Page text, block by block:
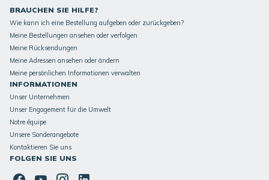
BRAUCHEN SIE HILFE?
Wie kann ich eine Bestellung aufgeben oder zurückgeben?
Meine Bestellungen ansehen oder verfolgen
Meine Rücksendungen
Meine Adressen ansehen oder ändern
Meine persönlichen Informationen verwalten
INFORMATIONEN
Unser Unternehmen
Unser Engagement für die Umwelt
Notre équipe
Unsere Sonderangebote
Kontaktieren Sie uns
FOLGEN SIE UNS